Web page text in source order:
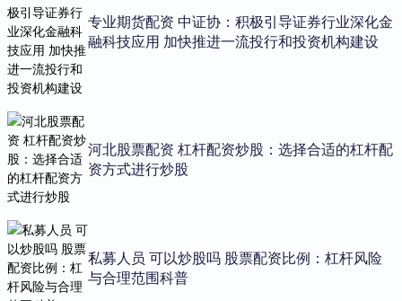
专业期货配资 中证协：积极引导证券行业深化金
融科技应用 加快推进一流投行和投资机构建设
河北股票配资 杠杆配资炒股：选择合适的杠杆配
资方式进行炒股
私募人员 可以炒股吗 股票配资比例：杠杆风险
与合理范围科普